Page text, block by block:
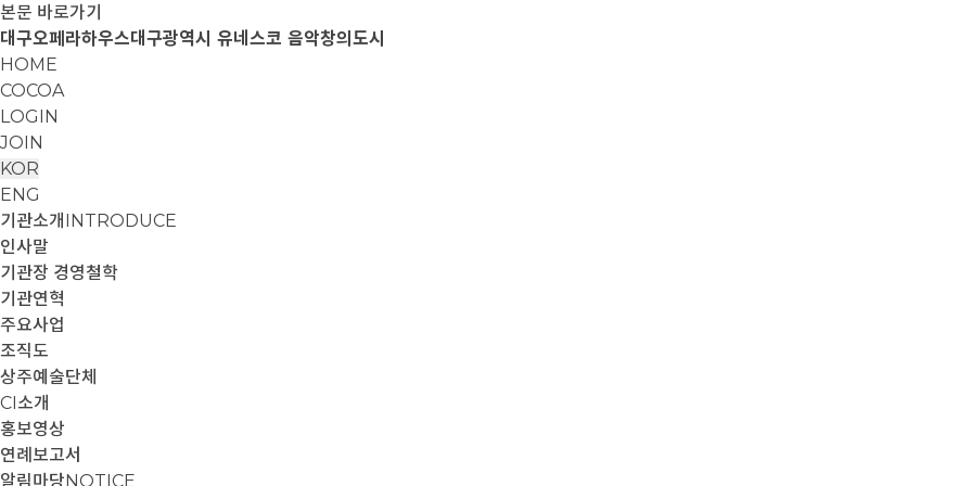
본문 바로가기
대구오페라하우스대구광역시 유네스코 음악창의도시
HOME
COCOA
LOGIN
JOIN
KOR
ENG
기관소개 INTRODUCE
인사말
기관장 경영철학
기관연혁
주요사업
조직도
상주예술단체
CI소개
홍보영상
연례보고서
알림마당NOTICE